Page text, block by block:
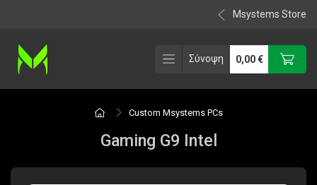
Msystems Store
Σύνοψη 0,00€
Custom Msystems PCs
Gaming G9 Intel